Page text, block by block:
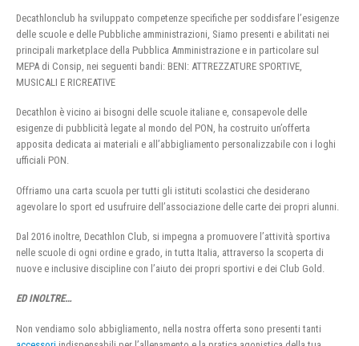
Decathlonclub ha sviluppato competenze specifiche per soddisfare l’esigenze
delle scuole e delle Pubbliche amministrazioni, Siamo presenti e abilitati nei
principali marketplace della Pubblica Amministrazione e in particolare sul
MEPA di Consip, nei seguenti bandi: BENI: ATTREZZATURE SPORTIVE,
MUSICALI E RICREATIVE
Decathlon è vicino ai bisogni delle scuole italiane e, consapevole delle
esigenze di pubblicità legate al mondo del PON, ha costruito un’offerta
apposita dedicata ai materiali e all’abbigliamento personalizzabile con i loghi
ufficiali PON.
Offriamo una carta scuola per tutti gli istituti scolastici che desiderano
agevolare lo sport ed usufruire dell’associazione delle carte dei propri alunni.
Dal 2016 inoltre, Decathlon Club, si impegna a promuovere l’attività sportiva
nelle scuole di ogni ordine e grado, in tutta Italia, attraverso la scoperta di
nuove e inclusive discipline con l’aiuto dei propri sportivi e dei Club Gold.
ED INOLTRE…
Non vendiamo solo abbigliamento, nella nostra offerta sono presenti tanti